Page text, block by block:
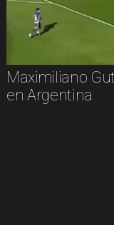
Maximiliano
en Argentina